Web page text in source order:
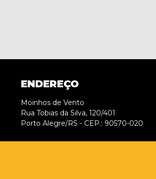
ENDEREÇO
Moinhos de Vento
Rua Tobias da Silva, 120/401
Porto Alegre/RS - CEP.: 90570-020